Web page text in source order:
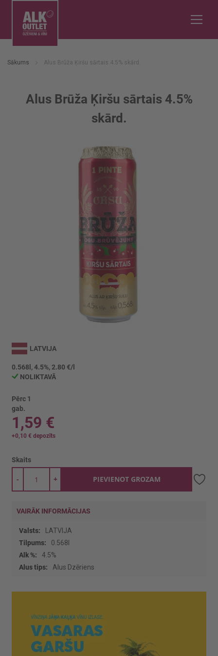
Sākums Alus Brūža Ķiršu sārtais 4.5% skārd.
Alus Brūža Ķiršu sārtais 4.5%
skārd.
uz
galerijas
sākumu
LATVIJA
0.568l, 4.5%, 2.80 €/l
NOLIKTAVĀ
Pērc 1
gab.
1,59 €
+0,10 € depozīts
Skaits
+
- PIEVIENOT GROZAM
VAIRĀK INFORMĀCIJAS
Vairāk
informācijas
LATVIJA
0.568l
4.5%
Alus Dzēriens